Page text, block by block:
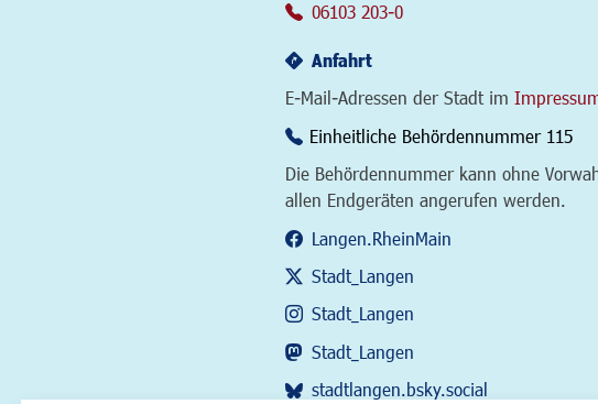
06103 203-0
Anfahrt
E-Mail-Adressen der Stadt im
Einheitliche Behördennummer 115
Die Behördennummer kann ohne
allen Endgeräten angerufen werden.
Langen.RheinMain
Stadt_Langen
Stadt_Langen
Stadt_Langen
stadtlangen.bsky.social